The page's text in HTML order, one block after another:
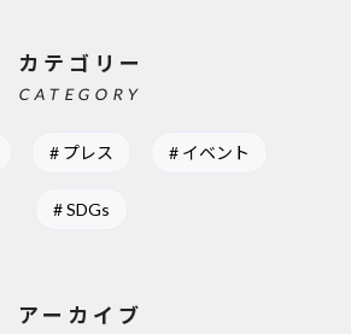
カテゴリー
CATEGORY
プレス イベント
SDGs
アーカイブ